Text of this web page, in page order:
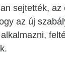
sejtették,
az új